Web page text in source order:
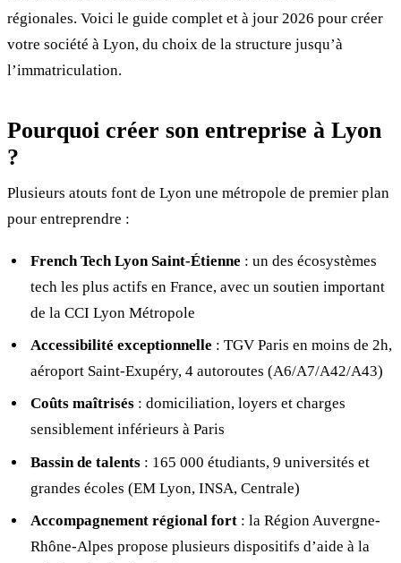
régionales. Voici le guide complet et à jour 2026 pour créer
votre société à Lyon, du choix de la structure jusqu’à
l’immatriculation.
Pourquoi créer son entreprise à Lyon
?
Plusieurs atouts font de Lyon une métropole de premier plan
pour entreprendre :
French Tech Lyon Saint-Étienne : un des écosystèmes
tech les plus actifs en France, avec un soutien important
de la CCI Lyon Métropole
Accessibilité exceptionnelle : TGV Paris en moins de 2h,
aéroport Saint-Exupéry, 4 autoroutes (A6/A7/A42/A43)
Coûts maîtrisés: domiciliation, loyers et charges
sensiblement inférieurs à Paris
Bassin de talents: 165 000 étudiants, 9 universités et
grandes écoles (EM Lyon, INSA, Centrale)
Accompagnement régional fort: la Région Auvergne-
Rhône-Alpes propose plusieurs dispositifs d’aide à la